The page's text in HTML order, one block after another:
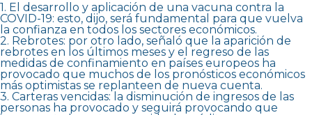
1. El desarrollo y aplicación de una vacuna contra la
COVID-19: esto, dijo, será fundamental para que vuelva
la confianza en todos los sectores económicos.
2. Rebrotes: por otro lado, señaló que la aparición de
rebrotes en los últimos meses y el regreso de las
medidas de confinamiento en países europeos ha
provocado que muchos de los pronósticos económicos
más optimistas se replanteen de nueva cuenta.
3. Carteras vencidas: la disminución de ingresos de las
personas ha provocado y seguirá provocando que